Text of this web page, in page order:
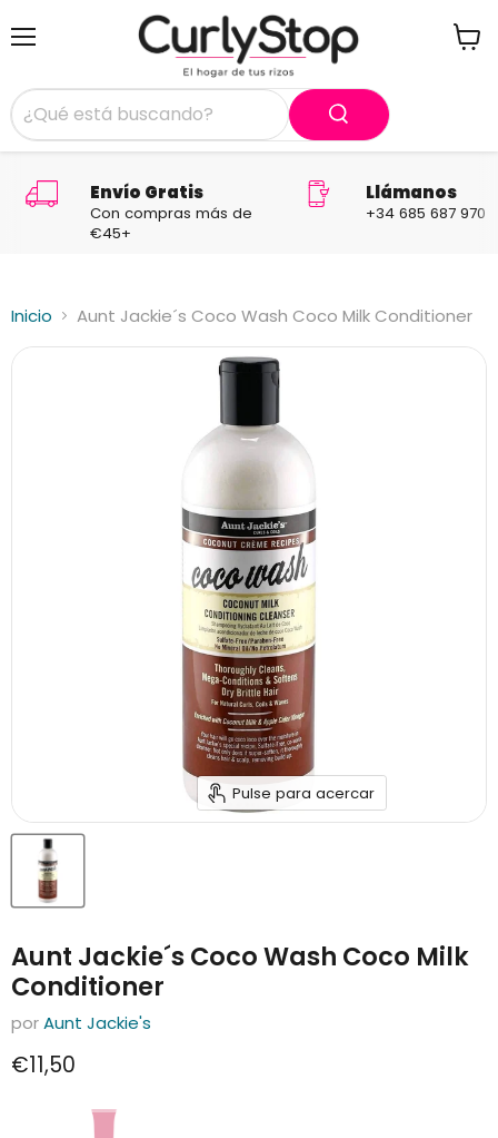
Envío Gratis
Con compras más de
€45+
Llámanos
+34 685 687 970
Inicio Aunt Jackie´s Coco Wash Coco Milk Conditioner
Pulse para acercar
Aunt Jackie´s Coco Wash Coco Milk
Conditioner
porAunt Jackie's
Precio actual
€11,50